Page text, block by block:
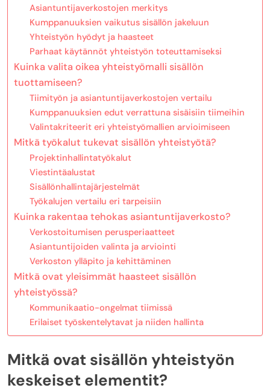
Asiantuntijaverkostojen merkitys
Kumppanuuksien vaikutus sisällön jakeluun
Yhteistyön hyödyt ja haasteet
Parhaat käytännöt yhteistyön toteuttamiseksi
Kuinka valita oikea yhteistyömalli sisällön
tuottamiseen?
Tiimityön ja asiantuntijaverkostojen vertailu
Kumppanuuksien edut verrattuna sisäisiin tiimeihin
Valintakriteerit eri yhteistyömallien arvioimiseen
Mitkä työkalut tukevat sisällön yhteistyötä?
Projektinhallintatyökalut
Viestintäalustat
Sisällönhallintajärjestelmät
Työkalujen vertailu eri tarpeisiin
Kuinka rakentaa tehokas asiantuntijaverkosto?
Verkostoitumisen perusperiaatteet
Asiantuntijoiden valinta ja arviointi
Verkoston ylläpito ja kehittäminen
Mitkä ovat yleisimmät haasteet sisällön
yhteistyössä?
Kommunikaatio-ongelmat tiimissä
Erilaiset työskentelytavat ja niiden hallinta
Mitkä ovat sisällön yhteistyön
keskeiset elementit?